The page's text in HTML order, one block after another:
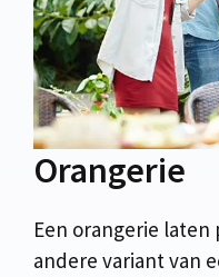
Orangerie
Een orangerie laten
andere variant van